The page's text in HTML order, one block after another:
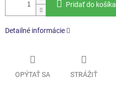
Pridať do košíka
Detailné informácie
OPÝTAŤ SA STRÁŽIŤ